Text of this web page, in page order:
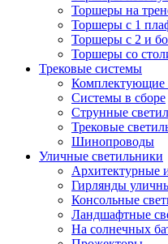
Торшеры на
Торшеры с 1
Торшеры с 2 и
Торшеры со
Трековые системы
Комплектующие
Системы в сборе
Струнные
Трековые
Шинопроводы
Уличные светильники
Архитектурные
Гирлянды
Консольные
Ландшафтные
На солнечных